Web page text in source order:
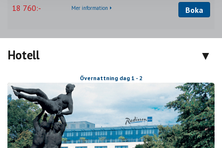
18 760:- Boka
Mer information
Hotell
Övernattning dag 1 - 2